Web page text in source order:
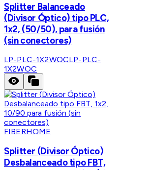
Splitter Balanceado
(Divisor Óptico) tipo PLC,
1x2, (50/50), para fusión
(sin conectores)
LP-PLC-1X2WOCLP-PLC-
1X2WOC
FIBERHOME
Splitter (Divisor Óptico)
Desbalanceado tipo FBT,